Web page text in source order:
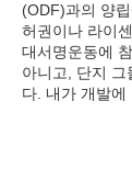
(ODF)과의 양
허권이나 라이
대서명운동에
아니고, 단지 그
다. 내가 개발